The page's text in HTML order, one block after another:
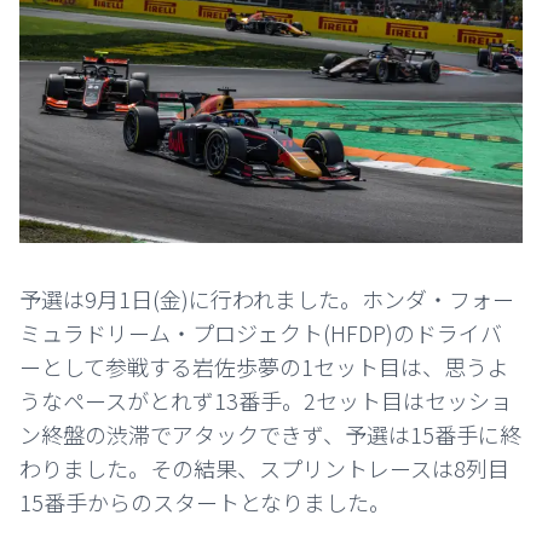
予選は9月1日(金)に行われました。ホンダ・フォー
ミュラドリーム・プロジェクト(HFDP)のドライバ
ーとして参戦する岩佐歩夢の1セット目は、思うよ
うなペースがとれず13番手。2セット目はセッショ
ン終盤の渋滞でアタックできず、予選は15番手に終
わりました。その結果、スプリントレースは8列目
15番手からのスタートとなりました。